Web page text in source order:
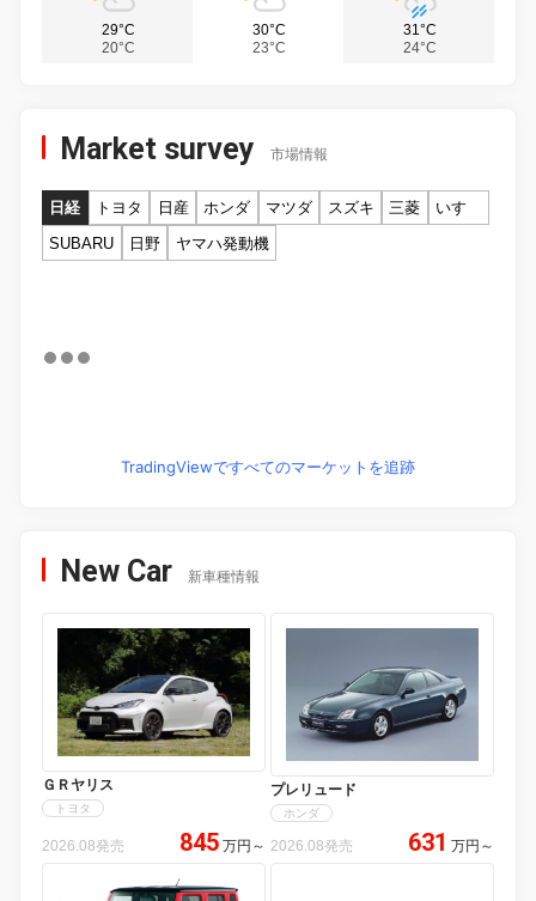
29°C
20°C
30°C
23°C
31°C
24°C
Market survey 市場情報
日経 トヨタ 日産 ホンダ マツダ スズキ 三菱
いすゞ
SUBARU
日野 ヤマハ発動機
TradingViewですべてのマーケットを追跡
New Car 新車種情報
ＧＲヤリス
トヨタ
2026.08発売 845 万円 ～
プレリュード
ホンダ
2026.08発売 631 万円 ～